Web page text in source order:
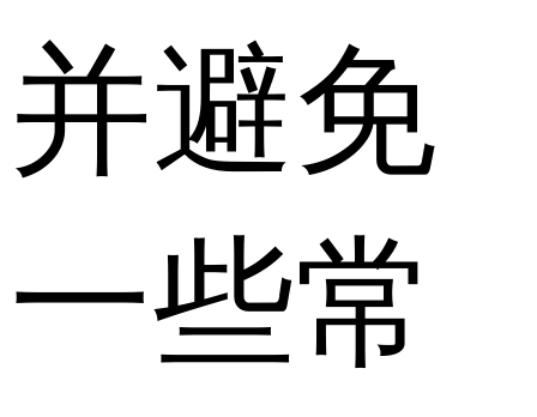
并避免
一些常